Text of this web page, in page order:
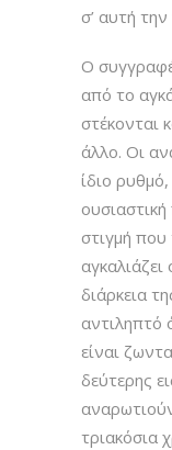
σ’ αυτή
Ο
από το
στέκονται
άλλο. Οι
ίδιο
στιγμή που
διάρκεια
αντιληπτό
είναι
δεύτερης
τριακόσια